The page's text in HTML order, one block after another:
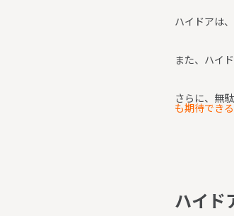
ハイドアは、
また、ハイ
さらに、無
も期待できる
ハイ ド